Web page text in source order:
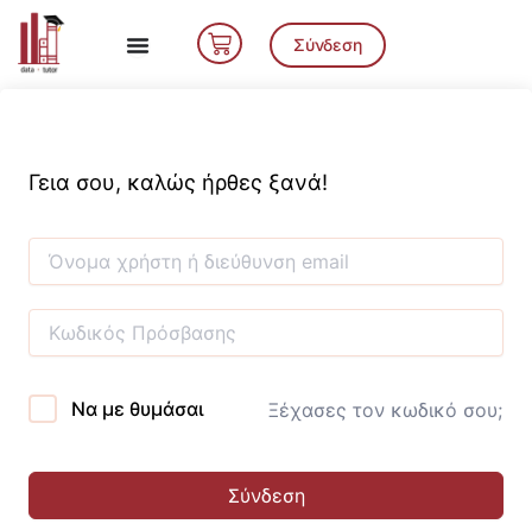
Μετάβαση
περιεχόμενο
Cart Σύνδεση
Γεια σου, καλώς ήρθες ξανά!
Να με θυμάσαι Ξέχασες τον κωδικό σου;
Σύνδεση